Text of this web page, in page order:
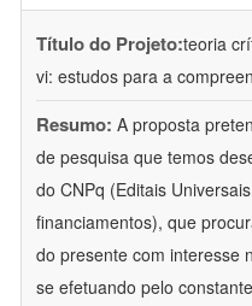
Título do Projeto:teoria
vi: estudos para a
Resumo: A proposta
de pesquisa que temos
do CNPq (Editais
financiamentos), que
do presente com interesse
se efetuando pelo